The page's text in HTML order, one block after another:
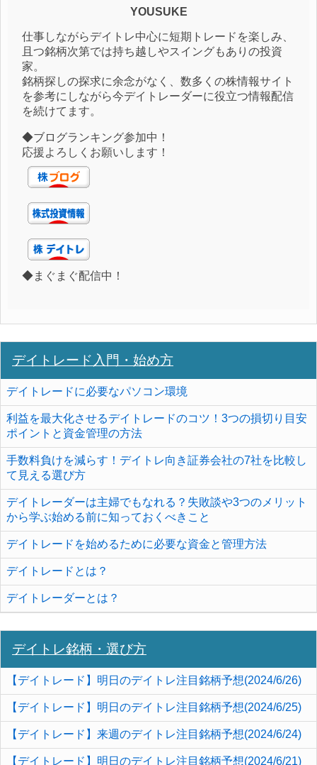
YOUSUKE
仕事しながらデイトレ中心に短期トレードを楽しみ、
且つ銘柄次第では持ち越しやスイングもありの投資
家。
銘柄探しの探求に余念がなく、数多くの株情報サイト
を参考にしながら今デイトレーダーに役立つ情報配信
を続けてます。
◆ブログランキング参加中！
応援よろしくお願いします！
◆まぐまぐ配信中！
デイトレード入門・始め方
デイトレードに必要なパソコン環境
利益を最大化させるデイトレードのコツ！3つの損切り目安
ポイントと資金管理の方法
手数料負けを減らす！デイトレ向き証券会社の7社を比較し
て見える選び方
デイトレーダーは主婦でもなれる？失敗談や3つのメリット
から学ぶ始める前に知っておくべきこと
デイトレードを始めるために必要な資金と管理方法
デイトレードとは？
デイトレーダーとは？
デイトレ銘柄・選び方
【デイトレード】明日のデイトレ注目銘柄予想(2024/6/26)
【デイトレード】明日のデイトレ注目銘柄予想(2024/6/25)
【デイトレード】来週のデイトレ注目銘柄予想(2024/6/24)
【デイトレード】明日のデイトレ注目銘柄予想(2024/6/21)